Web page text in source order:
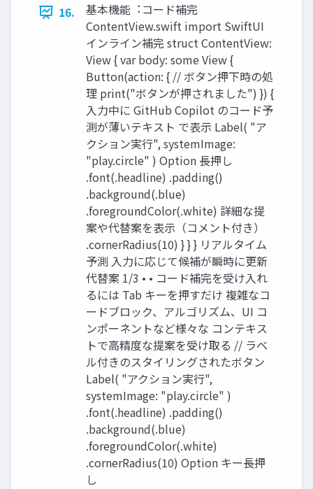
16.
基本機能︓コード補完
ContentView.swift import SwiftUI
インライン補完 struct ContentView:
View { var body: some View {
Button(action: { // ボタン押下時の処
理 print("ボタンが押されました") }) {
⼊⼒中に GitHub Copilot のコード予
測が薄いテキスト で表⽰ Label( "ア
クション実⾏", systemImage:
"play.circle" ) Option ⻑押し
.font(.headline) .padding()
.background(.blue)
.foregroundColor(.white) 詳細な提
案や代替案を表⽰（コメント付き）
.cornerRadius(10) } } } リアルタイム
予測 ⼊⼒に応じて候補が瞬時に更新
代替案 1/3 • • コード補完を受け⼊れ
るには Tab キーを押すだけ 複雑なコ
ードブロック、アルゴリズム、UI コ
ンポーネントなど様々な コンテキス
トで⾼精度な提案を受け取る // ラベ
ル付きのスタイリングされたボタン
Label( "アクション実⾏",
systemImage: "play.circle" )
.font(.headline) .padding()
.background(.blue)
.foregroundColor(.white)
.cornerRadius(10) Option キー⻑押
し